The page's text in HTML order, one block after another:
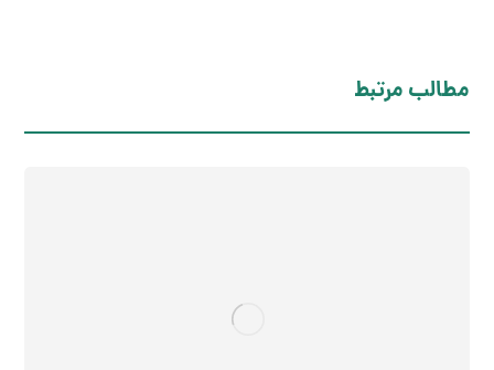
مطالب مرتبط